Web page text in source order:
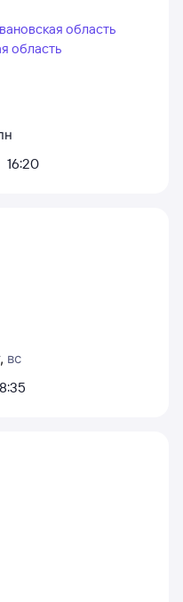
область
область
16:20
, вс